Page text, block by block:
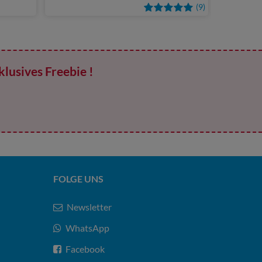
(9)
Freebie !
FOLGE UNS
Newsletter
WhatsApp
Facebook